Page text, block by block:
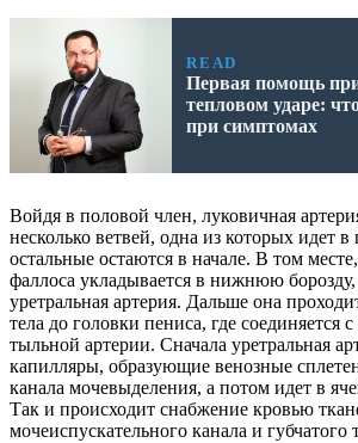
READ
Первая помощь
тепловом ударе:
при симптомах
Войдя в половой член, луковичная
несколько ветвей, одна из которых идет в
остальные остаются в начале. В том месте,
фаллоса укладывается в нижнюю
уретральная артерия. Дальше она
тела до головки пениса, где соединяется
тыльной артерии. Сначала уретральная
капилляры, образующие венозные
канала мочевыделения, а потом идет в
Так и происходит снабжение кровью
мочеиспускательного канала и губчатого